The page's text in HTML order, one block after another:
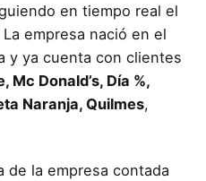
en tiempo real el
empresa nació en el
y ya cuenta con clientes
Mc Donald’s, Día %,
Naranja, Quilmes,
de la empresa contada